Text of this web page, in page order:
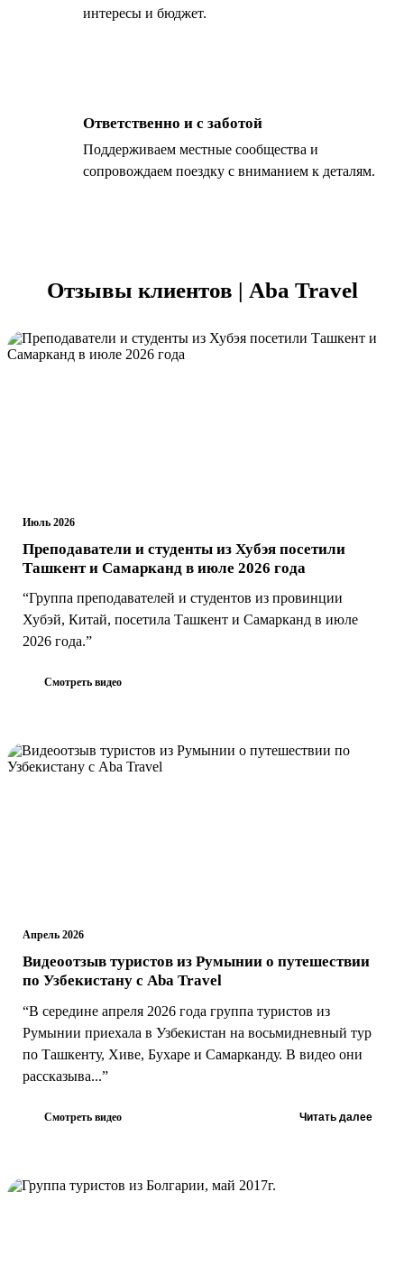
интересы и бюджет.
Ответственно и с заботой
Поддерживаем местные сообщества и
сопровождаем поездку с вниманием к деталям.
Отзывы клиентов | Aba Travel
Июль 2026
Преподаватели и студенты из Хубэя посетили
Ташкент и Самарканд в июле 2026 года
“Группа преподавателей и студентов из провинции
Хубэй, Китай, посетила Ташкент и Самарканд в июле
2026 года.”
Смотреть видео
Апрель 2026
Видеоотзыв туристов из Румынии о путешествии
по Узбекистану с Aba Travel
“В середине апреля 2026 года группа туристов из
Румынии приехала в Узбекистан на восьмидневный тур
по Ташкенту, Хиве, Бухаре и Самарканду. В видео они
рассказыва...”
Смотреть видео Читать далее